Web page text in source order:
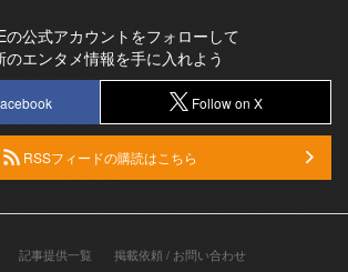
の公式アカウントをフォローして
のエンタメ情報を手に入れよう
Follow on X
RSSフィードの購読はこちら
記事提供一覧 掲載依頼 / お問い合わせ